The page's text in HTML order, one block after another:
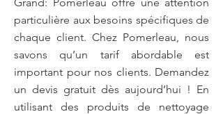
particulière aux besoins spécifiques de
chaque client. Chez Pomerleau, nous
savons qu’un tarif abordable est
important pour nos clients. Demandez
un devis gratuit dès aujourd’hui ! En
utilisant des produits de nettoyage